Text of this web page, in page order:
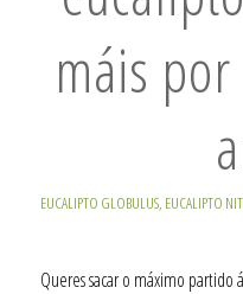
máis
EUCALIPTO GLOBULUS, EUCALIPTO
Queres sacar o máximo partido